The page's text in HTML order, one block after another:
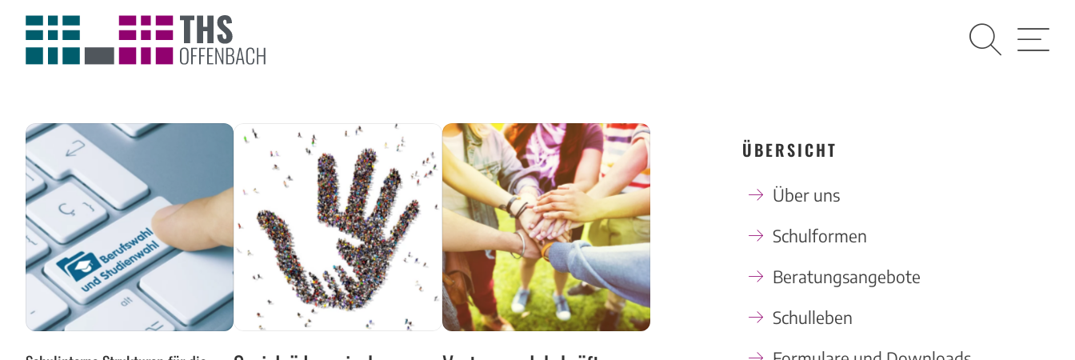
ÜBERSICHT
Über uns
Schulformen
Beratungsangebote
Schulleben